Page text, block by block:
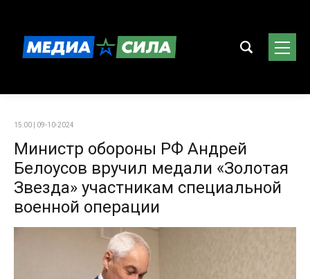
15:00 | 09-10-2024
Министр обороны РФ Андрей
Белоусов вручил медали «Золотая
Звезда» участникам специальной
военной операции